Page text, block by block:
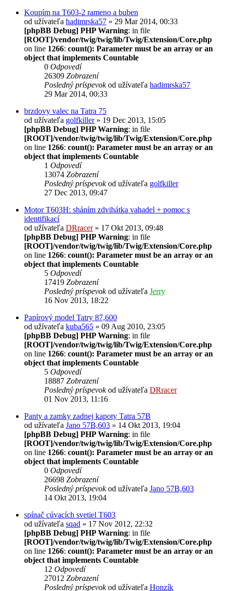
Koupím na T603-2 rameno a buben
od užívateľa hadimrska57 » 29 Mar 2014, 00:33
[phpBB Debug] PHP Warning: in file
[ROOT]/vendor/twig/twig/lib/Twig/Extension/Core.php
on line 1266: count(): Parameter must be an array or an
object that implements Countable
0 Odpovedí
26309 Zobrazení
Posledný príspevokod užívateľa hadimrska57
29 Mar 2014, 00:33
brzdovy valec na Tatra 75
od užívateľa golfkiller» 19 Dec 2013, 15:05
[phpBB Debug] PHP Warning: in file
[ROOT]/vendor/twig/twig/lib/Twig/Extension/Core.php
on line 1266: count(): Parameter must be an array or an
object that implements Countable
1 Odpovedí
13074 Zobrazení
Posledný príspevokod užívateľa golfkiller
27 Dec 2013, 09:47
Motor T603H: sháním zdvihátka vahadel + pomoc s
identifikací
od užívateľa DRracer» 17 Okt 2013, 09:48
[phpBB Debug] PHP Warning: in file
[ROOT]/vendor/twig/twig/lib/Twig/Extension/Core.php
on line 1266: count(): Parameter must be an array or an
object that implements Countable
5 Odpovedí
17419 Zobrazení
Posledný príspevokod užívateľa Jerry
16 Nov 2013, 18:22
Papírový model Tatry 87,600
od užívateľa kuba565 » 09 Aug 2010, 23:05
[phpBB Debug] PHP Warning: in file
[ROOT]/vendor/twig/twig/lib/Twig/Extension/Core.php
on line 1266: count(): Parameter must be an array or an
object that implements Countable
5 Odpovedí
18887 Zobrazení
Posledný príspevokod užívateľa DRracer
01 Nov 2013, 11:16
Panty a zamky zadnej kapoty Tatra 57B
od užívateľa Jano 57B,603 » 14 Okt 2013, 19:04
[phpBB Debug] PHP Warning: in file
[ROOT]/vendor/twig/twig/lib/Twig/Extension/Core.php
on line 1266: count(): Parameter must be an array or an
object that implements Countable
0 Odpovedí
26698 Zobrazení
Posledný príspevokod užívateľa Jano 57B,603
14 Okt 2013, 19:04
spínač cúvacích svetiel T603
od užívateľa sqad » 17 Nov 2012, 22:32
[phpBB Debug] PHP Warning: in file
[ROOT]/vendor/twig/twig/lib/Twig/Extension/Core.php
on line 1266: count(): Parameter must be an array or an
object that implements Countable
12 Odpovedí
27012 Zobrazení
Posledný príspevokod užívateľa Honzík